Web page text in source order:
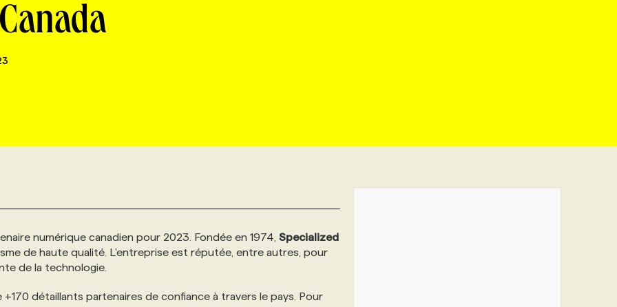
numérique canadien pour 2023. Fondée en 1974, Specialized
de haute qualité. L'entreprise est réputée, entre autres, pour
de la technologie.
détaillants partenaires de confiance à travers le pays. Pour